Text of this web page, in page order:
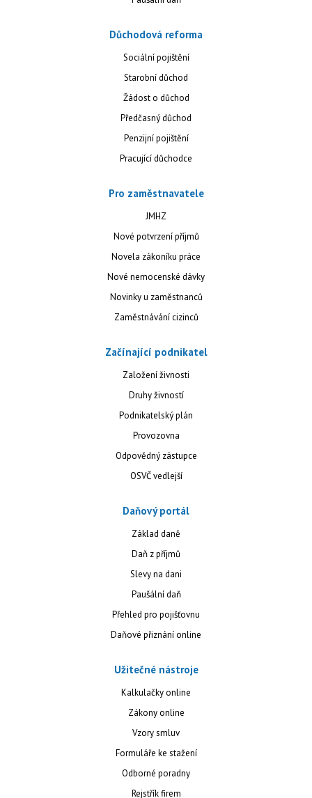
Důchodová reforma
Sociální pojištění
Starobní důchod
Žádost o důchod
Předčasný důchod
Penzijní pojištění
Pracující důchodce
Pro zaměstnavatele
JMHZ
Nové potvrzení příjmů
Novela zákoníku práce
Nové nemocenské dávky
Novinky u zaměstnanců
Zaměstnávání cizinců
Začínající podnikatel
Založení živnosti
Druhy živností
Podnikatelský plán
Provozovna
Odpovědný zástupce
OSVČ vedlejší
Daňový portál
Základ daně
Daň z příjmů
Slevy na dani
Paušální daň
Přehled pro pojišťovnu
Daňové přiznání online
Užitečné nástroje
Kalkulačky online
Zákony online
Vzory smluv
Formuláře ke stažení
Odborné poradny
Rejstřík firem